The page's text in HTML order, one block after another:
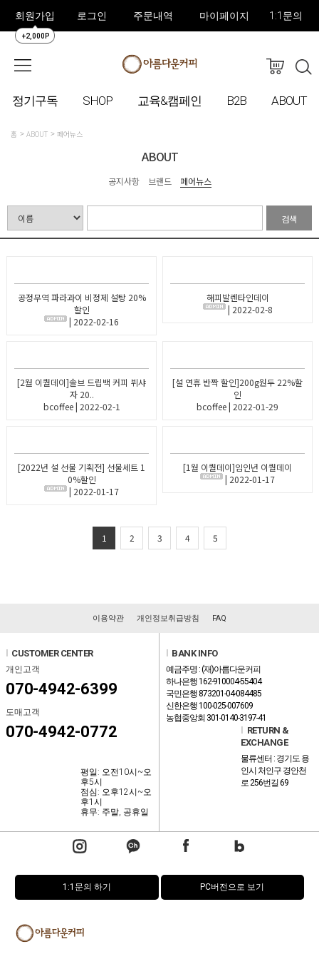
회원가입
+2,000P
로그인 주문내역 마이페이지 1:1문의
정기구독 SHOP 교육&캠페인 B2B ABOUT
홈 ABOUT 페어뉴스
ABOUT
공지사항 브랜드 페어뉴스
검색
공정무역 파라과이 비정제 설탕 20%
할인
| 2022-02-16
해피발렌타인데이
| 2022-02-8
[2월 이퀄데이]솔브 드립백 커피 뷔샤
자 20..
bcoffee | 2022-02-1
[설 연휴 반짝 할인]200g원두 22%할
인
bcoffee | 2022-01-29
[2022년 설 선물 기획전] 선물세트 1
0%할인
| 2022-01-17
[1월 이퀄데이]임인년 이퀄데이
| 2022-01-17
1 2 3 4 5
이용약관 개인정보취급방침 FAQ
CUSTOMER CENTER
개인고객
070-4942-6399
도매고객
070-4942-0772
평일: 오전10시~오
후5시
점심: 오후12시~오
후1시
휴무: 주말, 공휴일
BANK INFO
예금주명 : (재)아름다운커피
하나은행 162-910004-55404
국민은행 873201-04-084485
신한은행 100-025-007609
농협중앙회 301-0140-3197-41
RETURN &
EXCHANGE
물류센터 : 경기도 용
인시 처인구 경안천
로 256번길 69
1:1문의 하기 PC버전으로 보기